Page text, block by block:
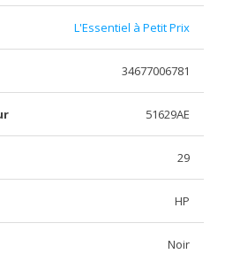
L'Essentiel à Petit Prix
34677006781
51629AE
29
HP
Noir